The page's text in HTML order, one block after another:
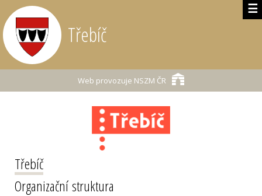
☰
Třebíč
Web provozuje NSZM ČR
Třebíč
Organizační struktura